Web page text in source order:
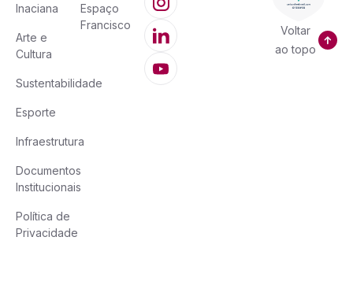
Inaciana
Arte e
Cultura
Sustentabilidade
Esporte
Infraestrutura
Documentos
Institucionais
Política de
Privacidade
Espaço
Francisco
Voltar
ao topo